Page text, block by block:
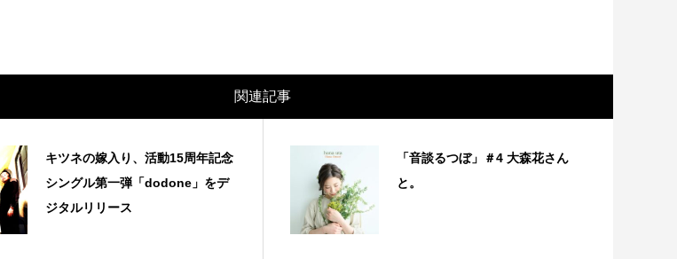
関連記事
キツネの嫁入り、活動15周年記念
シングル第一弾「dodone」をデ
ジタルリリース
「音談るつぼ」＃4 大森花さん
と。